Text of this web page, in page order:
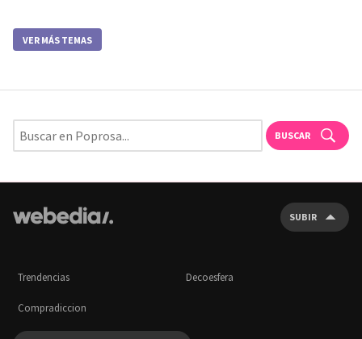
VER MÁS TEMAS
BUSCAR
SUBIR
Trendencias Decoesfera
Compradiccion